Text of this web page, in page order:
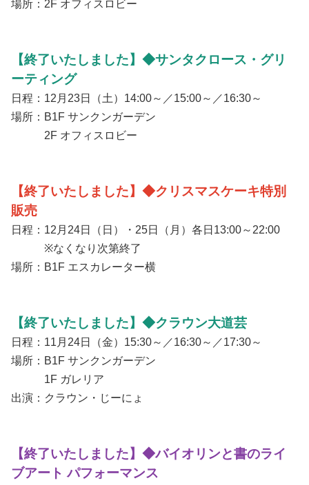
場所：2F オフィスロビー
【終了いたしました】◆サンタクロース・グリ
ーティング
日程：12月23日（土）14:00～／15:00～／16:30～
場所：B1F サンクンガーデン
2F オフィスロビー
【終了いたしました】◆クリスマスケーキ特別
販売
日程：12月24日（日）・25日（月）各日13:00～22:00
※なくなり次第終了
場所：B1F エスカレーター横
【終了いたしました】◆クラウン大道芸
日程：11月24日（金）15:30～／16:30～／17:30～
場所：B1F サンクンガーデン
1F ガレリア
出演：クラウン・じーにょ
【終了いたしました】◆バイオリンと書のライ
ブアート パフォーマンス